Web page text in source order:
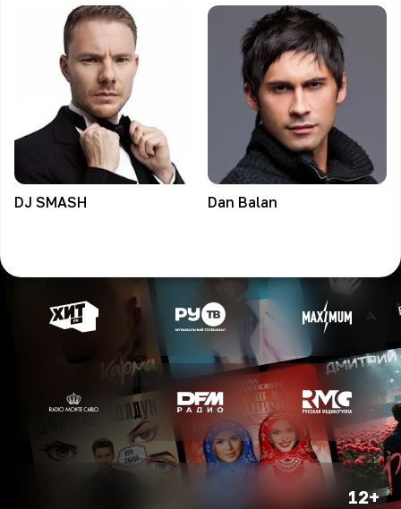
DJ SMASH Dan Balan
12+